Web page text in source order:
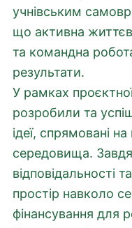
учнівським
що активна
та командна
результати.
У рамках
розробили та
ідеї, спрямовані
середовища.
відповідальності
простір навколо
фінансування для